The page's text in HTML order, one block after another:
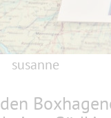
susanne